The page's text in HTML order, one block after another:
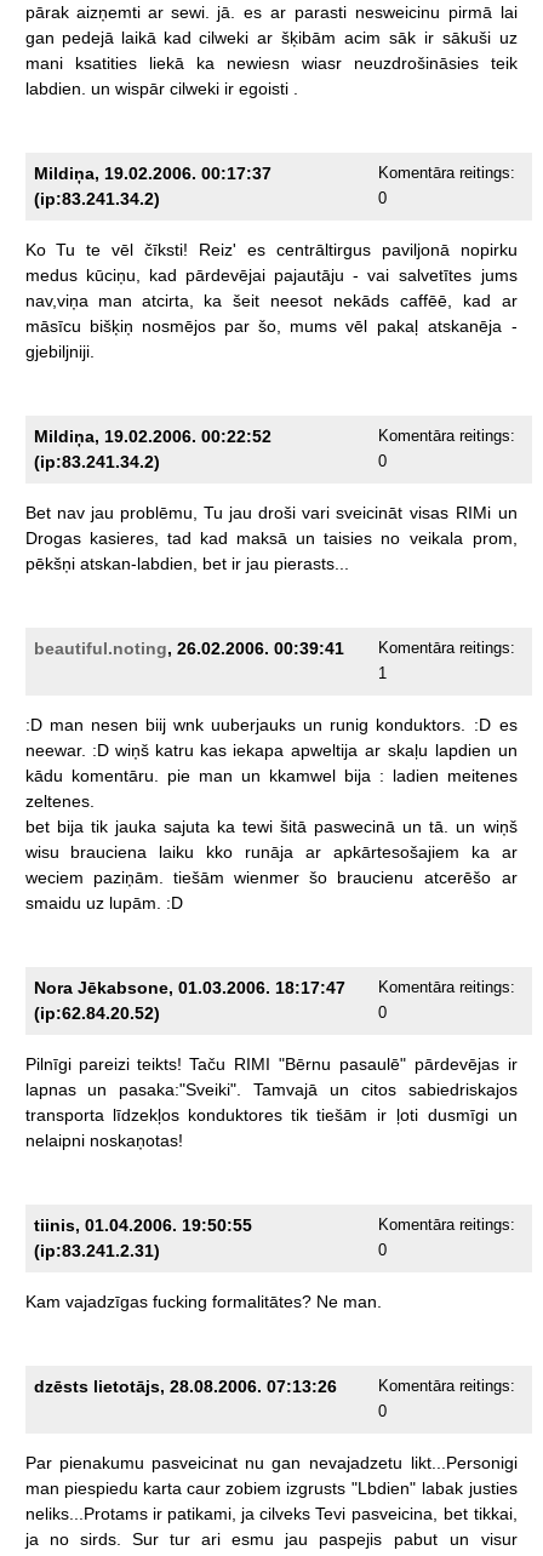
pārak aizņemti ar sewi. jā. es ar parasti nesweicinu pirmā lai
gan pedejā laikā kad cilweki ar šķibām acim sāk ir sākuši uz
mani
ksatities liekā ka newiesn wiasr neuzdrošināsies
teik
labdien. un wispār cilweki ir egoisti
Mildiņa, 19.02.2006. 00:17:37
(ip:83.241.34.2)
Komentāra reitings:
0
Ko Tu te vēl čīksti! Reiz' es centrāltirgus paviljonā
nopirku
medus kūciņu, kad pārdevējai pajautāju - vai salvetītes jums
nav,viņa
man atcirta, ka šeit neesot nekāds caffēē, kad
ar
māsīcu bišķiņ nosmējos par šo, mums vēl pakaļ atskanēja -
gjebiljniji.
Mildiņa, 19.02.2006. 00:22:52
(ip:83.241.34.2)
Komentāra reitings:
0
Bet nav jau problēmu, Tu jau droši vari sveicināt visas RIMi un
Drogas kasieres, tad kad maksā un taisies no veikala
prom,
pēkšņi atskan-labdien, bet ir jau pierasts...
beautiful.noting, 26.02.2006. 00:39:41
Komentāra reitings:
1
:D man nesen biij wnk uuberjauks un runig konduktors. :D es
neewar. :D wiņš katru kas iekapa apweltija ar skaļu lapdien un
kādu komentāru. pie man un kkamwel bija : ladien meitenes
zeltenes.
bet bija tik jauka sajuta ka tewi šitā paswecinā un tā. un wiņš
wisu
brauciena laiku kko runāja ar apkārtesošajiem ka
ar
weciem
paziņām. tiešām wienmer šo braucienu atcerēšo ar
smaidu uz lupām. :D
Nora Jēkabsone, 01.03.2006. 18:17:47
(ip:62.84.20.52)
Komentāra reitings:
0
Pilnīgi pareizi teikts! Taču RIMI "Bērnu pasaulē" pārdevējas ir
lapnas un pasaka:"Sveiki". Tamvajā un citos
sabiedriskajos
transporta līdzekļos konduktores tik tiešām ir ļoti dusmīgi un
nelaipni noskaņotas!
tiinis, 01.04.2006. 19:50:55
(ip:83.241.2.31)
Komentāra reitings:
0
Kam vajadzīgas fucking formalitātes? Ne man.
dzēsts lietotājs, 28.08.2006. 07:13:26
Komentāra reitings:
0
Par pienakumu pasveicinat nu gan nevajadzetu likt...Personigi
man piespiedu karta caur zobiem izgrusts "Lbdien" labak justies
neliks...Protams ir patikami, ja cilveks Tevi pasveicina, bet tikkai,
ja
no sirds. Sur tur ari esmu jau paspejis pabut un
visur